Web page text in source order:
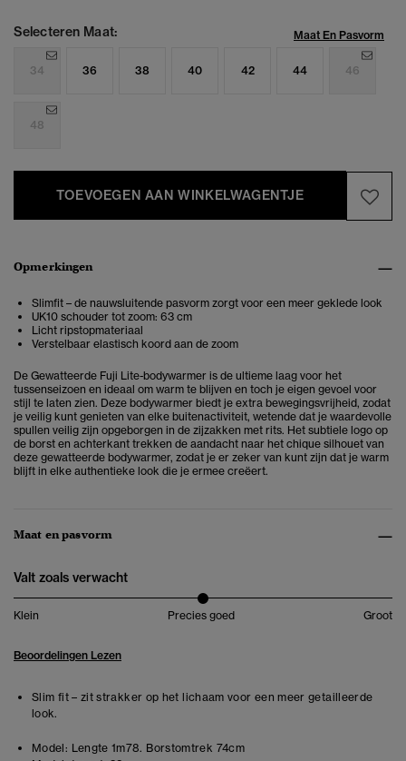
Selecteren Maat: Maat En Pasvorm
34 36 38 40 42 44 46
48
TOEVOEGEN AAN WINKELWAGENTJE
Opmerkingen
Slimfit – de nauwsluitende pasvorm zorgt voor een meer geklede look
UK10 schouder tot zoom: 63 cm
Licht ripstopmateriaal
Verstelbaar elastisch koord aan de zoom
De Gewatteerde Fuji Lite-bodywarmer is de ultieme laag voor het
tussenseizoen en ideaal om warm te blijven en toch je eigen gevoel voor
stijl te laten zien. Deze bodywarmer biedt je extra bewegingsvrijheid, zodat
je veilig kunt genieten van elke buitenactiviteit, wetende dat je waardevolle
spullen veilig zijn opgeborgen in de zijzakken met rits. Het subtiele logo op
de borst en achterkant trekken de aandacht naar het chique silhouet van
deze gewatteerde bodywarmer, zodat je er zeker van kunt zijn dat je warm
blijft in elke authentieke look die je ermee creëert.
Maat en pasvorm
Valt zoals verwacht
Klein Precies goed Groot
Beoordelingen Lezen
Slim fit – zit strakker op het lichaam voor een meer getailleerde
look.
Model: Lengte 1m78. Borstomtrek 74cm